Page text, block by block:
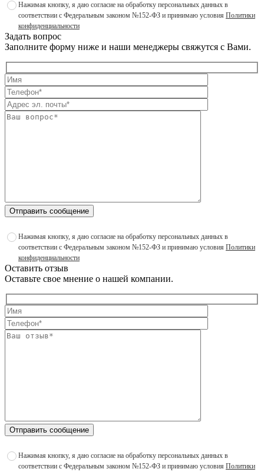
Нажимая кнопку, я даю согласие на обработку персональных данных в
соответствии с Федеральным законом №152-ФЗ и принимаю условия Политики
конфиденциальности
Задать вопрос
Заполните форму ниже и наши менеджеры свяжутся с Вами.
Отправить сообщение
Нажимая кнопку, я даю согласие на обработку персональных данных в
соответствии с Федеральным законом №152-ФЗ и принимаю условия Политики
конфиденциальности
Оставить отзыв
Оставьте свое мнение о нашей компании.
Отправить сообщение
Нажимая кнопку, я даю согласие на обработку персональных данных в
соответствии с Федеральным законом №152-ФЗ и принимаю условия Политики